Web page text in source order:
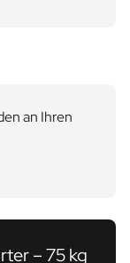
an Ihren
– 75 kg